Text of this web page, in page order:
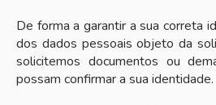
De forma a garantir a sua correta
dos dados pessoais objeto da
solicitemos documentos ou
possam confirmar a sua identidade.